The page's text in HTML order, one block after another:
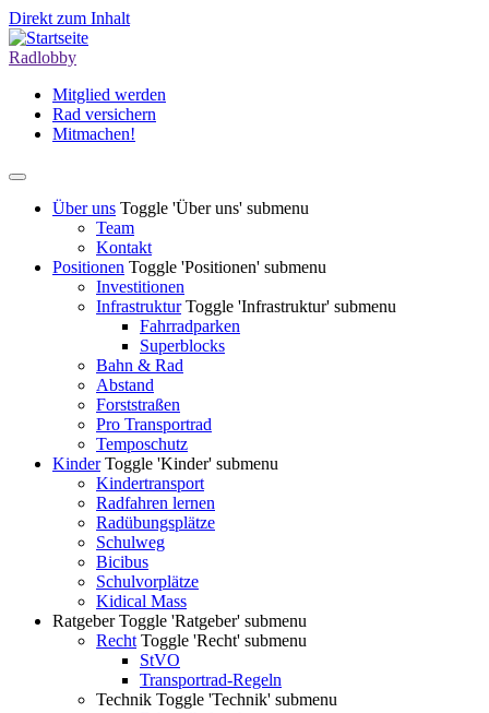
Direkt zum Inhalt
Radlobby
Mitglied werden
Rad versichern
Mitmachen!
Über uns Toggle 'Über uns' submenu
Team
Kontakt
Positionen Toggle 'Positionen' submenu
Investitionen
Infrastruktur Toggle 'Infrastruktur' submenu
Fahrradparken
Superblocks
Bahn & Rad
Abstand
Forststraßen
Pro Transportrad
Temposchutz
Kinder Toggle 'Kinder' submenu
Kindertransport
Radfahren lernen
Radübungsplätze
Schulweg
Bicibus
Schulvorplätze
Kidical Mass
Ratgeber Toggle 'Ratgeber' submenu
Recht Toggle 'Recht' submenu
StVO
Transportrad-Regeln
Technik Toggle 'Technik' submenu